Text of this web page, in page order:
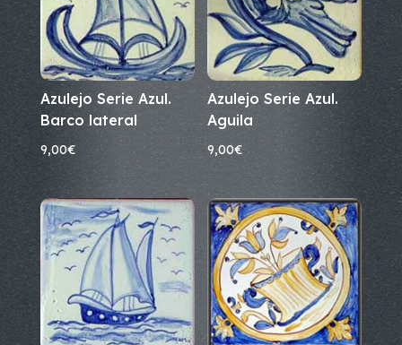
Azulejo Serie Azul.
Barco lateral
9,00€
Azulejo Serie Azul.
Aguila
9,00€